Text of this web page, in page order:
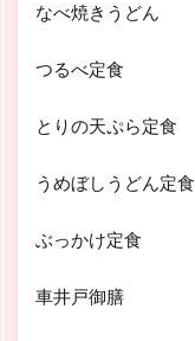
なべ焼きうどん
つるべ定食
とりの天ぷら定食
うめぼしうどん定食
ぶっかけ定食
車井戸御膳